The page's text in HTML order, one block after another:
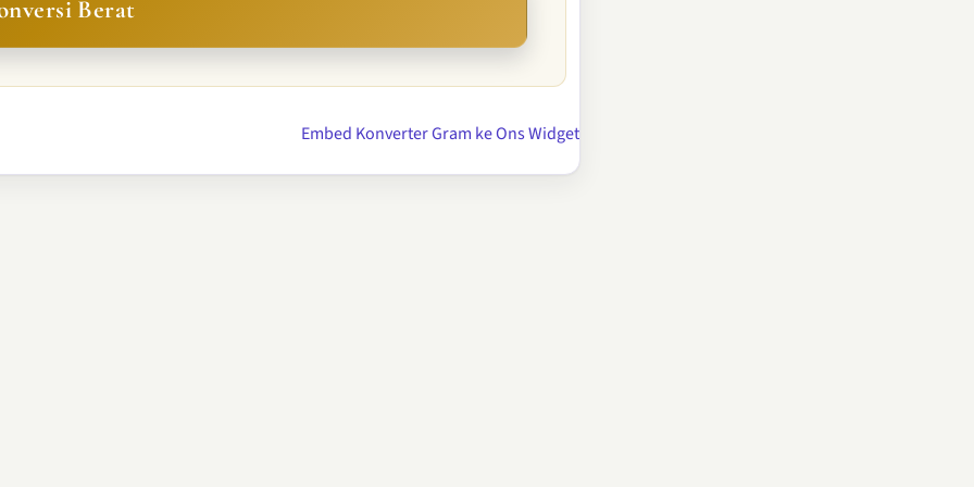
Berat
Embed Konverter Gram ke Ons Widget